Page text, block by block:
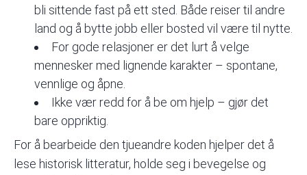
bli sittende fast på ett sted. Både reiser til andre
land og å bytte jobb eller bosted vil være til nytte.
For gode relasjoner er det lurt å velge
mennesker med lignende karakter – spontane,
vennlige og åpne.
Ikke vær redd for å be om hjelp – gjør det
bare oppriktig.
For å bearbeide den tjueandre koden hjelper det å
lese historisk litteratur, holde seg i bevegelse og